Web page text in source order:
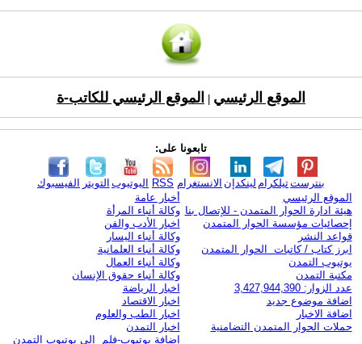
الموقع الرئيسي الموقع الرئيسي للكاتب-ة
تابعونا على:
الفيسبوك التويتر اليوتيوب RSS الانستغرام لينكدإن تيلكرامبنترست
الموقع الرئيسي
هيئة ادارة الحوار المتمدن - للإتصال بنا
إحصائيات مؤسسة الحوار المتمدن
قواعد النشر
ابرز كتاب / كاتبات الحوار المتمدن
يوتيوب التمدن
مكتبة التمدن
عدد الزوار: 3,427,944,390
اضافة موضوع جديد
اضافة الاخبار
حملات الحوار المتمدن التضامنية
أخبار عامة
وكالة أنباء المرأة
اخبار الأدب والفن
وكالة أنباء اليسار
وكالة أنباء العلمانية
وكالة أنباء العمال
وكالة أنباء حقوق الإنسان
اخبار الرياضة
اخبار الاقتصاد
اخبار الطب والعلوم
اخبار التمدن
إضافة يوتيوب-فلم إلى يوتيوب التمدن